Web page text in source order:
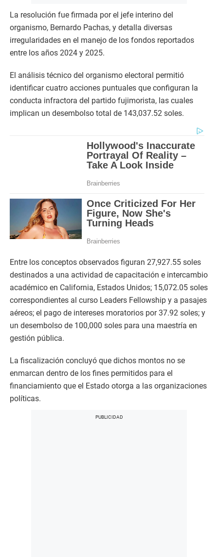
La resolución fue firmada por el jefe interino del
organismo, Bernardo Pachas, y detalla diversas
irregularidades en el manejo de los fondos reportados
entre los años 2024 y 2025.
El análisis técnico del organismo electoral permitió
identificar cuatro acciones puntuales que configuran la
conducta infractora del partido fujimorista, las cuales
implican un desembolso total de 143,037.52 soles.
Entre los conceptos observados figuran 27,927.55 soles
destinados a una actividad de capacitación e intercambio
académico en California, Estados Unidos; 15,072.05 soles
correspondientes al curso Leaders Fellowship y a pasajes
aéreos; el pago de intereses moratorios por 37.92 soles; y
un desembolso de 100,000 soles para una maestría en
gestión pública.
La fiscalización concluyó que dichos montos no se
enmarcan dentro de los fines permitidos para el
financiamiento que el Estado otorga a las organizaciones
políticas.